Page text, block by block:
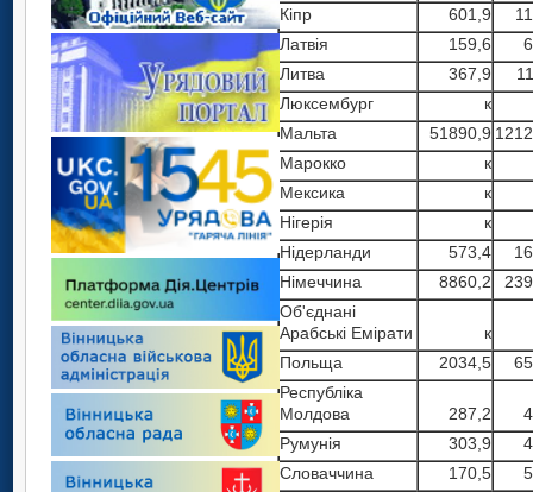
Кіпр
601,9
Латвія
159,6
Литва
367,9
Люксембург
к
Мальта
51890,9
Марокко
к
Мексика
к
Нігерія
к
Нідерланди
573,4
Німеччина
8860,2
Об'єднані
Арабські Емірати
к
Польща
2034,5
Республіка
Молдова
287,2
Румунія
303,9
Словаччина
170,5